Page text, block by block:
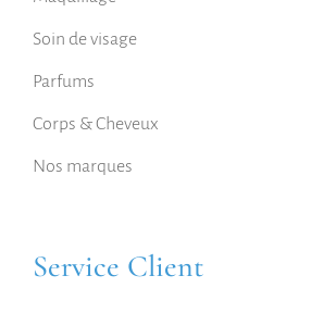
Soin de visage
Parfums
Corps & Cheveux
Nos marques
Service Client